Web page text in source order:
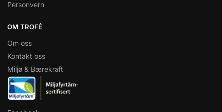
Personvern
OM TROFÉ
Om oss
Kontakt oss
Miljø & Bærekraft